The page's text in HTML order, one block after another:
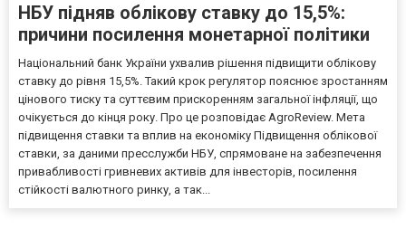
НБУ підняв облікову ставку до 15,5%:
причини посилення монетарної політики
Національний банк України ухвалив рішення підвищити облікову
ставку до рівня 15,5%. Такий крок регулятор пояснює зростанням
цінового тиску та суттєвим прискоренням загальної інфляції, що
очікується до кінця року. Про це розповідає AgroReview. Мета
підвищення ставки та вплив на економіку Підвищення облікової
ставки, за даними пресслужби НБУ, спрямоване на забезпечення
привабливості гривневих активів для інвесторів, посилення
стійкості валютного ринку, а так...